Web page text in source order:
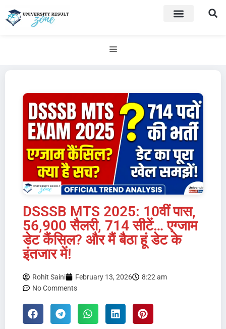
DSSSB MTS 2025: 10वीं पास,
56,900 सैलरी, 714 सीटें… एग्जाम
डेट कैंसिल? और मैं बैठा हूं डेट के
इंतजार में!
Rohit Saini February 13, 2026
8:22 am
No Comments